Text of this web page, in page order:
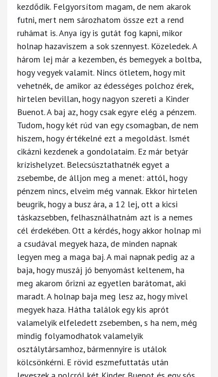
kezdődik. Felgyorsítom magam, de nem akarok
futni, mert nem sározhatom össze ezt a rend
ruhámat is. Anya így is gutát fog kapni, mikor
holnap hazaviszem a sok szennyest. Közeledek. A
három lej már a kezemben, és bemegyek a boltba,
hogy vegyek valamit. Nincs ötletem, hogy mit
vehetnék, de amikor az édességes polchoz érek,
hirtelen bevillan, hogy nagyon szereti a Kinder
Buenot. A baj az, hogy csak egyre elég a pénzem.
Tudom, hogy két rúd van egy csomagban, de nem
hiszem, hogy értékelné ezt a megoldást. Ismét
cikázni kezdenek a gondolataim. Ez már betyár
krízishelyzet. Belecsúsztathatnék egyet a
zsebembe, de álljon meg a menet: attól, hogy
pénzem nincs, elveim még vannak. Ekkor hirtelen
beugrik, hogy a busz ára, a 12 lej, ott a kicsi
táskazsebben, felhasználhatnám azt is a nemes
cél érdekében. Ott a kérdés, hogy akkor holnap mi
a csudával megyek haza, de minden napnak
legyen meg a maga baj. A mai napnak pedig az a
baja, hogy muszáj jó benyomást keltenem, ha
meg akarom őrizni az egyetlen barátomat, aki
maradt. A holnap baja meg lesz az, hogy mivel
megyek haza. Hátha találok egy kis aprót
valamelyik elfeledett zsebemben, s ha nem, még
mindig folyamodhatok valamelyik
osztálytársamhoz, bármennyire is utálok
kölcsönkérni. E rövid eszmefuttatás után